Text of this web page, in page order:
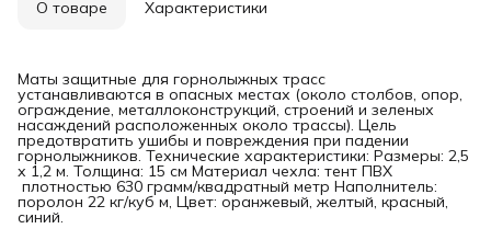
О товаре Характеристики
Маты защитные для горнолыжных трасс
устанавливаются в опасных местах (около столбов, опор,
ограждение, металлоконструкций, строений и зеленых
насаждений расположенных около трассы). Цель
предотвратить ушибы и повреждения при падении
горнолыжников. Технические характеристики: Размеры: 2,5
х 1,2 м. Толщина: 15 см Материал чехла: тент ПВХ
плотностью 630 грамм/квадратный метр Наполнитель:
поролон 22 кг/куб м, Цвет: оранжевый, желтый, красный,
синий.